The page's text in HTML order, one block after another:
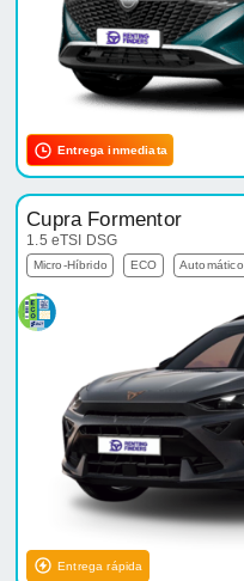
Entrega inmediata
Cupra Formentor
1.5 eTSI DSG
Micro-Híbrido ECO Automático
Entrega rápida